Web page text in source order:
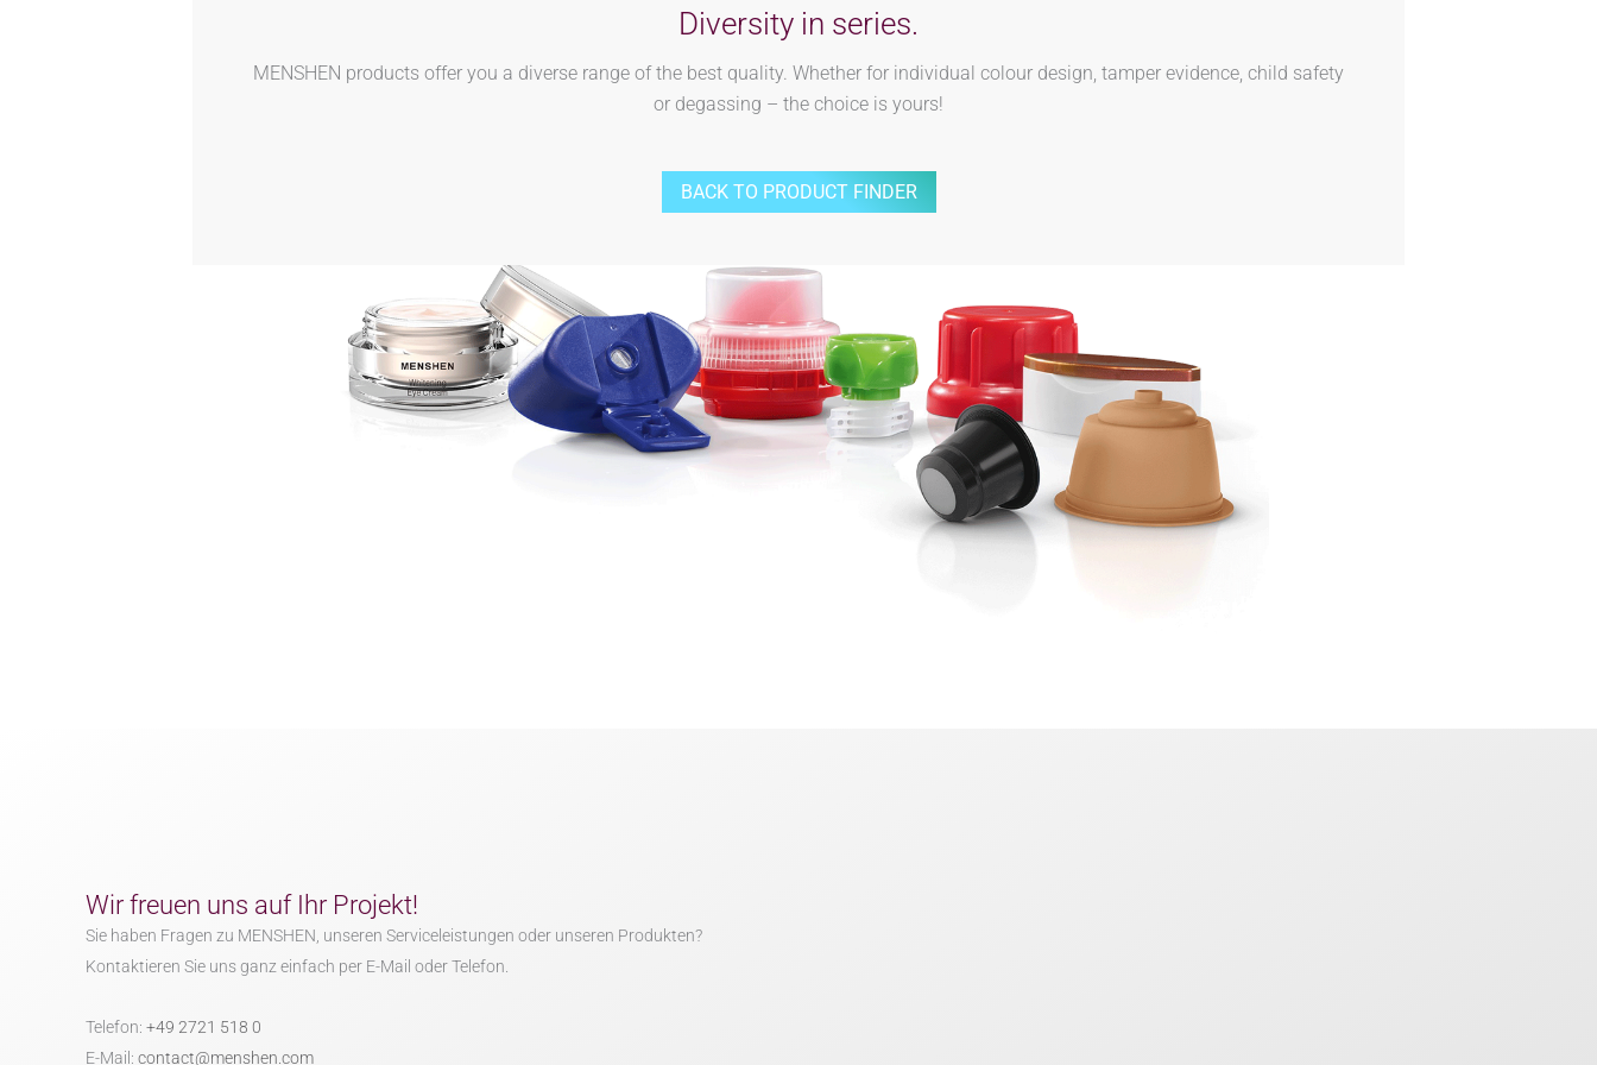
Diversity in series.
MENSHEN products offer you a diverse range of the best quality. Whether for individual colour design, tamper evidence, child safety
or degassing – the choice is yours!
BACK TO PRODUCT FINDER
Wir freuen uns auf Ihr Projekt!
Sie haben Fragen zu MENSHEN, unseren Serviceleistungen oder unseren Produkten?
Kontaktieren Sie uns ganz einfach per E-Mail oder Telefon.
Telefon: +49 2721 518 0
E-Mail: contact@menshen.com